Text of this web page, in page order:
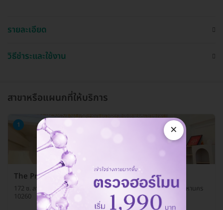
รายละเอียด
วิธีชำระและใช้งาน
สาขาหรือแผนกที่ให้บริการ
1
The Prime Skin & Aesthetic Clinic สาขากรุงเทพ
172 ซ. ลาซาล 12 ถ. สุขุมวิท 105 แขวงบางนาใต้ เขตบางนา กรุงเทพมหานคร
10260
×